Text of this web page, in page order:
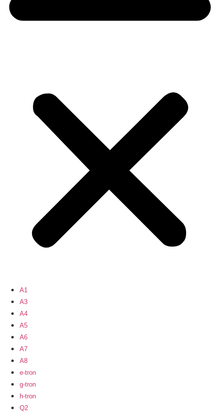
A1
A3
A4
A5
A6
A7
A8
e-tron
g-tron
h-tron
Q2